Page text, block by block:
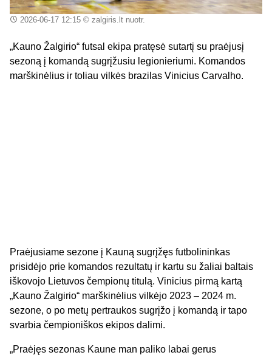
2026-06-17 12:15© zalgiris.lt nuotr.
„Kauno Žalgirio“ futsal ekipa pratęsė sutartį su praėjusį
sezoną į komandą sugrįžusiu legionieriumi. Komandos
marškinėlius ir toliau vilkės brazilas Vinicius Carvalho.
Praėjusiame sezone į Kauną sugrįžęs futbolininkas
prisidėjo prie komandos rezultatų ir kartu su žaliai baltais
iškovojo Lietuvos čempionų titulą. Vinicius pirmą kartą
„Kauno Žalgirio“ marškinėlius vilkėjo 2023 – 2024 m.
sezone, o po metų pertraukos sugrįžo į komandą ir tapo
svarbia čempioniškos ekipos dalimi.
„Praėjęs sezonas Kaune man paliko labai gerus